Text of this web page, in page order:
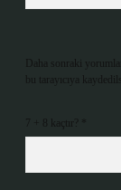
Daha sonraki
bu tarayıcıya
7 + 8 kaçtır?